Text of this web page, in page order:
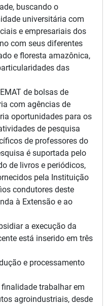
buscando o
universitária com
e empresariais dos
com seus diferentes
e floresta amazônica,
das
de bolsas de
com agências de
oportunidades para os
de pesquisa
de professores do
é suportada pelo
de livros e periódicos,
pela Instituição
condutores deste
à Extensão e ao
a execução da
está inserido em três
e processamento
trabalhar em
agroindustriais, desde